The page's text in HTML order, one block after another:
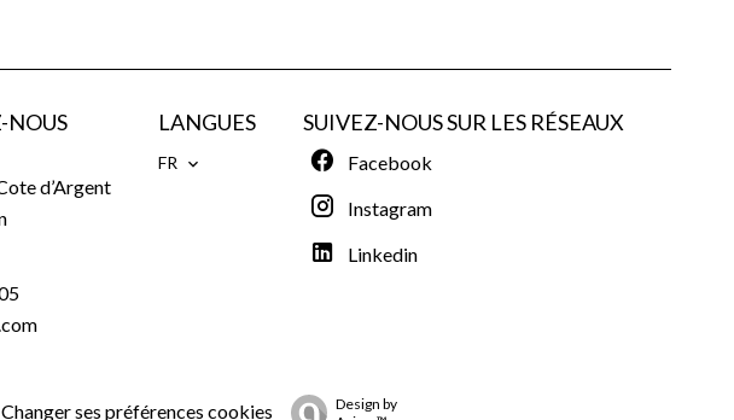
NOUS
d’Argent
LANGUES
FR
SUIVEZ-NOUS SUR LES RÉSEAUX
Facebook
Instagram
Linkedin
Changer ses préférences cookies
Design by